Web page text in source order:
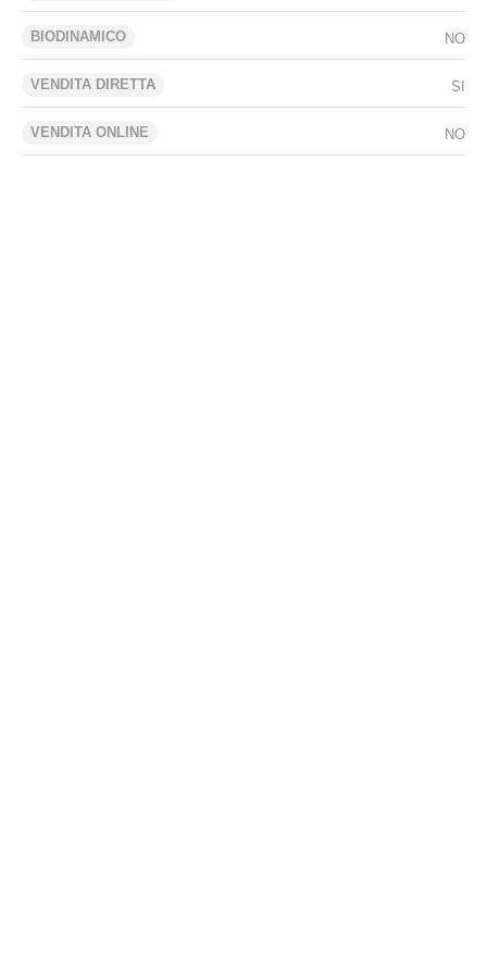
BIODINAMICO NO
VENDITA DIRETTA SI
VENDITA ONLINE NO